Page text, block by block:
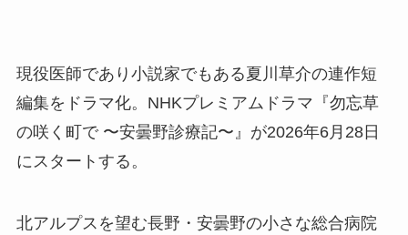
現役医師であり小説家でもある夏川草介の連作短
編集をドラマ化。NHKプレミアムドラマ『勿忘草
の咲く町で 〜安曇野診療記〜』が2026年6月28日
にスタートする。
北アルプスを望む長野・安曇野の小さな総合病院